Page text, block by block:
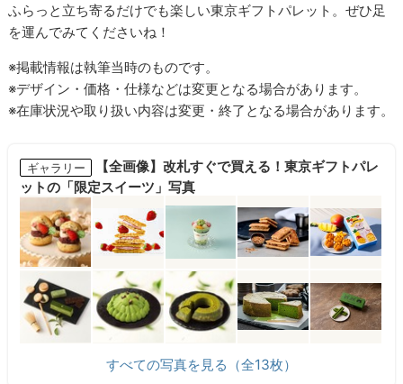
ふらっと立ち寄るだけでも楽しい東京ギフトパレット。ぜひ足
を運んでみてくださいね！
※掲載情報は執筆当時のものです。
※デザイン・価格・仕様などは変更となる場合があります。
※在庫状況や取り扱い内容は変更・終了となる場合があります。
ギャラリー
【全画像】改札すぐで買える！東京ギフトパレ
ットの「限定スイーツ」写真
すべての写真を見る（全13枚）